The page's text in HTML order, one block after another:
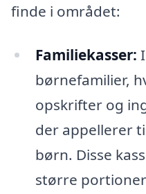
finde i området:
Familiekasser:
børnefamilier,
opskrifter og
der appellerer
børn. Disse
større